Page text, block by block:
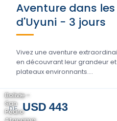
Aventure dans
d'Uyuni - 3 jours
Vivez une aventure
en découvrant leur grandeur
plateaux environnants....
DE USD 443
Bolivie -
San
Pedro